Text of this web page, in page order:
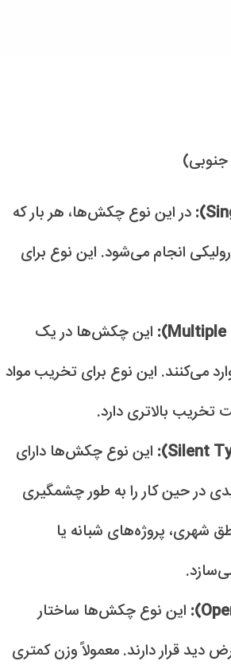
در این نوع چکش‌ها، هر بار که
انجام می‌شود. این نوع برای
این چکش‌ها در یک
می‌کنند. این نوع برای تخریب مواد
بالاتری دارد.
این نوع چکش‌ها دارای
در حین کار را به طور چشمگیری
شهری، پروژه‌های شبانه یا
این نوع چکش‌ها ساختار
دید قرار دارند. معمولاً وزن کمتری